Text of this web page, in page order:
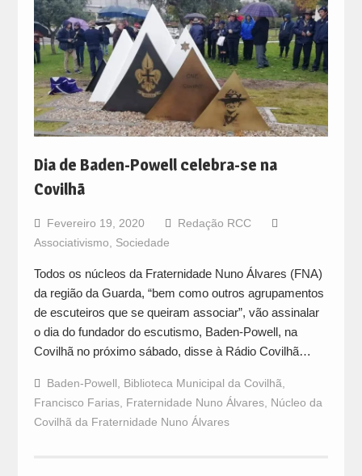
Dia de Baden-Powell celebra-se na
Covilhã
Fevereiro 19, 2020
Redação RCC
Associativismo
Sociedade
Todos os núcleos da Fraternidade Nuno Álvares (FNA)
da região da Guarda, “bem como outros agrupamentos
de escuteiros que se queiram associar”, vão assinalar
o dia do fundador do escutismo, Baden-Powell, na
Covilhã no próximo sábado, disse à Rádio Covilhã…
Baden-Powell Biblioteca Municipal da Covilhã
Francisco Farias, Fraternidade Nuno Álvares, Núcleo da
Covilhã da Fraternidade Nuno Álvares